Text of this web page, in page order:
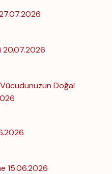
20.07.2026
Doğal
15.06.2026